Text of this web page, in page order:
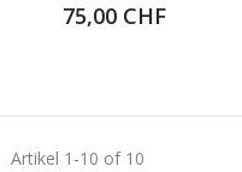
75,00 CHF
Artikel 1-10 of 10